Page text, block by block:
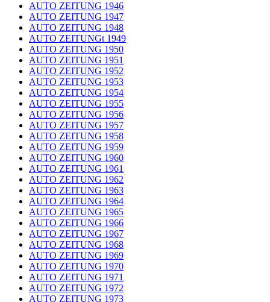
AUTO ZEITUNG 1946
AUTO ZEITUNG 1947
AUTO ZEITUNG 1948
AUTO ZEITUNGt 1949
AUTO ZEITUNG 1950
AUTO ZEITUNG 1951
AUTO ZEITUNG 1952
AUTO ZEITUNG 1953
AUTO ZEITUNG 1954
AUTO ZEITUNG 1955
AUTO ZEITUNG 1956
AUTO ZEITUNG 1957
AUTO ZEITUNG 1958
AUTO ZEITUNG 1959
AUTO ZEITUNG 1960
AUTO ZEITUNG 1961
AUTO ZEITUNG 1962
AUTO ZEITUNG 1963
AUTO ZEITUNG 1964
AUTO ZEITUNG 1965
AUTO ZEITUNG 1966
AUTO ZEITUNG 1967
AUTO ZEITUNG 1968
AUTO ZEITUNG 1969
AUTO ZEITUNG 1970
AUTO ZEITUNG 1971
AUTO ZEITUNG 1972
AUTO ZEITUNG 1973